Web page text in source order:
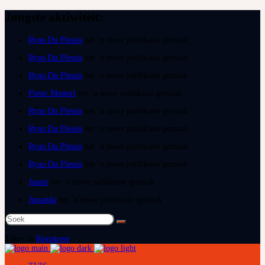
Ryno Du Plessis
Ryno Du Plessis
Ryno Du Plessis
Pieter Mostert
Ryno Du Plessis
Ryno Du Plessis
Ryno Du Plessis
Ryno Du Plessis
Juanri
Amanda
Soek
na:
Registreer